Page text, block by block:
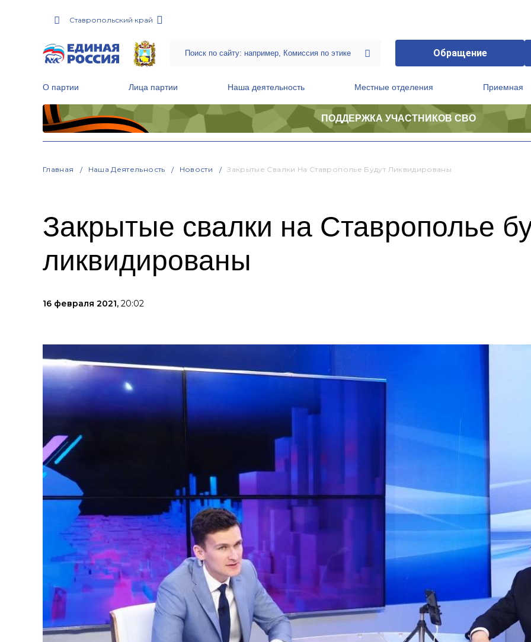
Ставропольский край
Обращение
О партии Лица партии Наша деятельность Местные отделения Приемная
ПОДДЕРЖКА УЧАСТНИКОВ СВО
Главная Наша Деятельность Новости Закрытые Свалки На Ставрополье Будут Ликвидированы
Закрытые свалки на Ставрополье
ликвидированы
16 февраля 2021, 20:02